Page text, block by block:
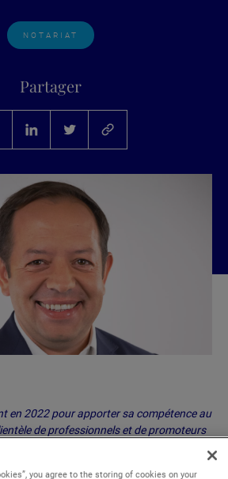
NOTARIAT
Partager
en 2022 pour apporter sa compétence au
de professionnels et de promoteurs
il revient à l’étude où il avait travaillé
you agree to the storing of cookies on your